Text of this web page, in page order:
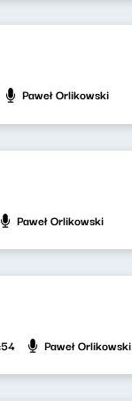
Paweł Orlikowski
Paweł Orlikowski
Paweł Orlikowski